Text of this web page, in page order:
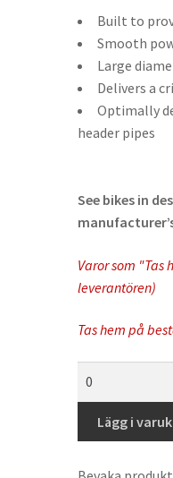
Built to
Smooth
Large
Delivers a
Optimally
header pipes
See bikes in
Varor som
leverantören)
Tas hem på
Powercore
2.1
Lägg i